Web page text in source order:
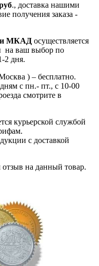
., доставка нашими
получения заказа -
МКАД осуществляется
на ваш выбор по
2 дня.
) – бесплатно.
с пн.- пт., с 10-00
смотрите в
курьерской службой
с доставкой
на данный товар.